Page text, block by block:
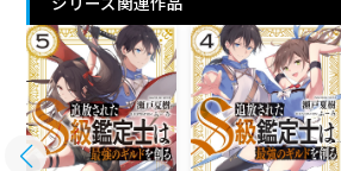
シリーズ関連作品